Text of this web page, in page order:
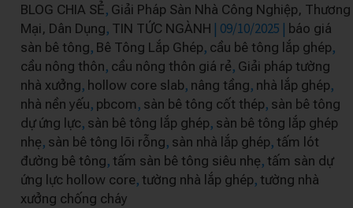
BLOG CHIA SẺ, Giải Pháp Sàn Nhà Công Nghiệp, Thương
Mại, Dân Dụng, TIN TỨC NGÀNH | 09/10/2025 | báo giá
sàn bê tông, Bê Tông Lắp Ghép, cầu bê tông lắp ghép,
cầu nông thôn, cầu nông thôn giá rẻ, Giải pháp tường
nhà xưởng, hollow core slab, nâng tầng, nhà lắp ghép,
nhà nền yếu, pbcom , sàn bê tông cốt thép, sàn bê tông
dự ứng lực, sàn bê tông lắp ghép, sàn bê tông lắp ghép
nhẹ, sàn bê tông lõi rỗng, sàn nhà lắp ghép, tấm lót
đường bê tông, tấm sàn bê tông siêu nhẹ, tấm sàn dự
ứng lực hollow core, tường nhà lắp ghép, tường nhà
xưởng chống cháy
Vấn
Đề
Nhà
Nền
Yếu
&
Hẻm
Nhỏ,
Thi